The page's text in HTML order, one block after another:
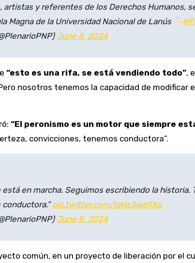
y referentes de los Derechos Humanos,
Magna de la Universidad Nacional de Lanús
June 8, 2024
“esto es una rifa, se está vendiendo todo”,
nosotros tenemos la capacidad de modificar
“El peronismo es un motor que siempre
convicciones, tenemos conductora”.
en marcha. Seguimos escribiendo la
pic.twitter.com/lgHz3w69Xo
June 8, 2024
común, en un proyecto de liberación por el